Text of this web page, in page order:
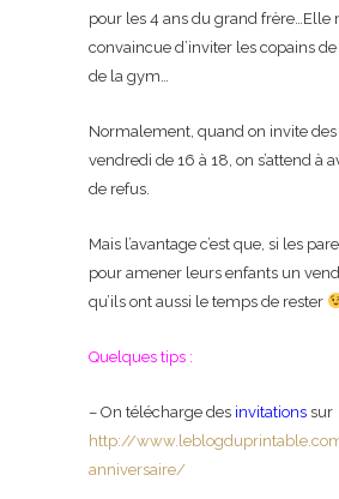
pour les 4 ans du grand frère…Elle
convaincue d’inviter les copains
de la gym…
Normalement, quand on invite
vendredi de 16 à 18, on s’attend à
de refus.
Mais l’avantage c’est que, si les
pour amener leurs enfants un
qu’ils ont aussi le temps de rester
Quelques tips :
– On télécharge des invitations sur
http://
anniversaire/